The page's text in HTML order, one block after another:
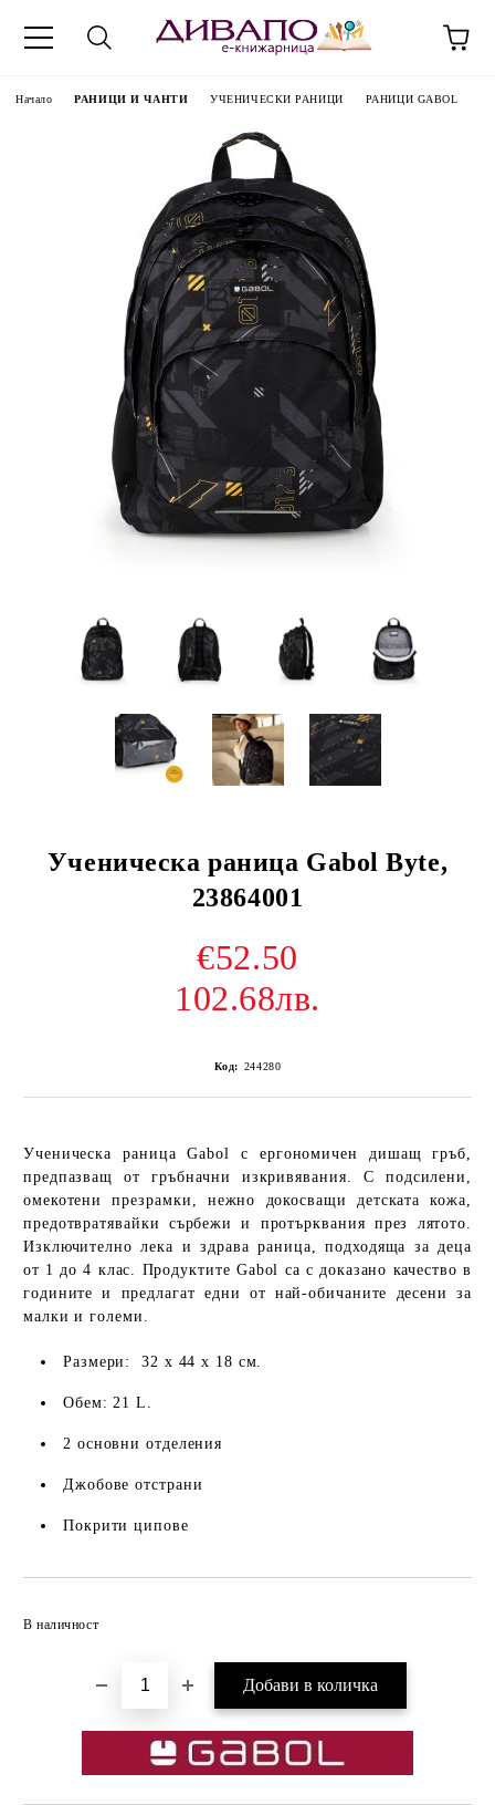
Начало РАНИЦИ И ЧАНТИ УЧЕНИЧЕСКИ РАНИЦИ РАНИЦИ GABOL
Ученическа раница Gabol Byte,
23864001
€52.50
102.68лв.
Код: 244280
Ученическа раница Gabol с ергономичен дишащ гръб,
предпазващ от гръбначни изкривявания. С подсилени,
омекотени презрамки, нежно докосващи детската кожа,
предотвратявайки сърбежи и протърквания през лятото.
Изключително лека и здрава раница, подходяща за деца
от 1 до 4 клас. Продуктите Gabol са с доказано качество в
годините и предлагат едни от най-обичаните десени за
малки и големи.
Размери: 32 х 44 х 18 см.
Обем: 21 L.
2 основни отделения
Джобове отстрани
Покрити ципове
В наличност